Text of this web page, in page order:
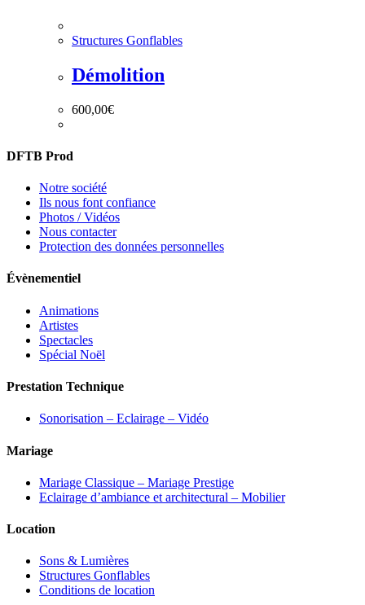
Structures Gonflables
Démolition
600,00€
DFTB Prod
Notre société
Ils nous font confiance
Photos / Vidéos
Nous contacter
Protection des données personnelles
Évènementiel
Animations
Artistes
Spectacles
Spécial Noël
Prestation Technique
Sonorisation – Eclairage – Vidéo
Mariage
Mariage Classique – Mariage Prestige
Eclairage d’ambiance et architectural – Mobilier
Location
Sons & Lumières
Structures Gonflables
Conditions de location